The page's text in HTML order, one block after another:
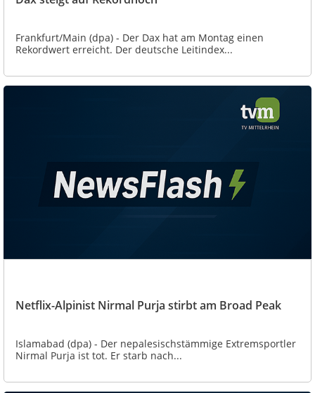
Frankfurt/Main (dpa) - Der Dax hat am Montag einen
Rekordwert erreicht. Der deutsche Leitindex...
Netflix-Alpinist Nirmal Purja stirbt am Broad Peak
Islamabad (dpa) - Der nepalesischstämmige Extremsportler
Nirmal Purja ist tot. Er starb nach...